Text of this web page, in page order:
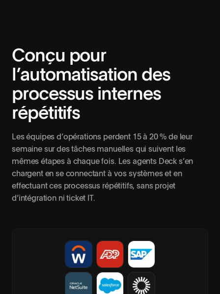
Conçu pour
l’automatisation des
processus internes
répétitifs
Les équipes d’opérations perdent 15 à 20 % de leur
semaine sur des tâches manuelles qui suivent les
mêmes étapes à chaque fois. Les agents Deck s’en
chargent en se connectant à vos systèmes et en
effectuant ces processus répétitifs, sans projet
d’intégration ni ticket IT.